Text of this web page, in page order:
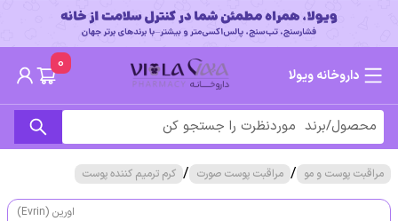
داروخانه ویولا
0
مراقبت پوست و مو / مراقبت پوست صورت / کرم ترمیم کننده پوست
اورین (Evrin)